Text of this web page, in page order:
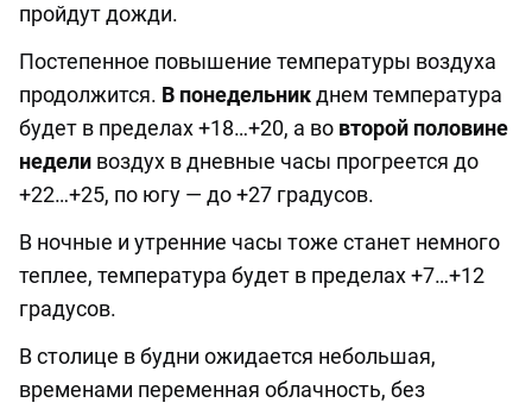
пройдут дожди.
Постепенное повышение температуры воздуха
продолжится. В понедельникднем температура
будет в пределах +18…+20, а во второй половине
недели воздух в дневные часы прогреется до
+22…+25, по югу — до +27 градусов.
В ночные и утренние часы тоже станет немного
теплее, температура будет в пределах +7…+12
градусов.
В столице в будни ожидается небольшая,
временами переменная облачность, без